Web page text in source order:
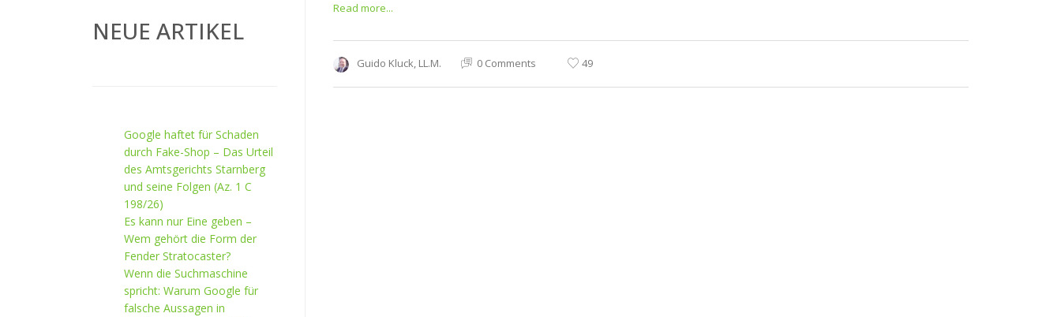
Read more...
Guido Kluck, LL.M. 0 Comments 49
NEUE ARTIKEL
Google haftet für Schaden
durch Fake-Shop – Das Urteil
des Amtsgerichts Starnberg
und seine Folgen (Az. 1 C
198/26)
Es kann nur Eine geben –
Wem gehört die Form der
Fender Stratocaster?
Wenn die Suchmaschine
spricht: Warum Google für
falsche Aussagen in